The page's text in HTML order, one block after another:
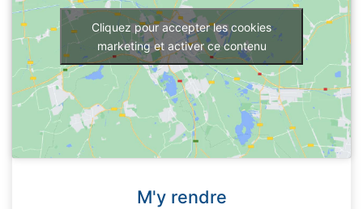
Cliquez pour accepter les cookies
marketing et activer ce contenu
M'y rendre